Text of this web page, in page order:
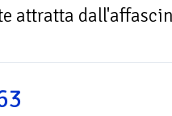
attratta